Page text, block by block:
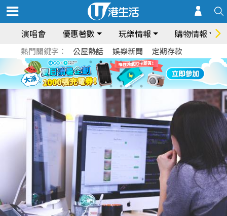
演唱會 優惠著數 玩樂情報 購物情報
熱門關鍵字： 公屋熱話 娛樂新聞 定期存款